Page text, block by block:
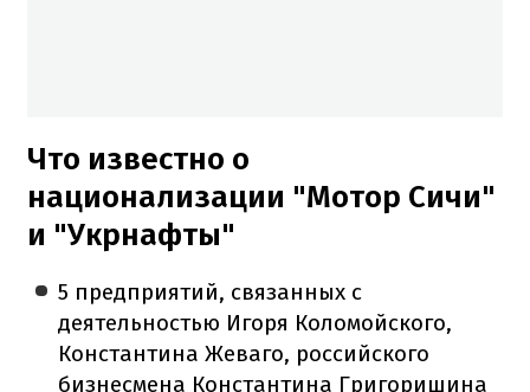
Что известно о
национализации "Мотор Сичи"
и "Укрнафты"
5 предприятий, связанных с
деятельностью Игоря Коломойского,
Константина Жеваго, российского
бизнесмена Константина Григоришина